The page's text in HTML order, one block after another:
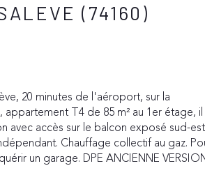
(74160)
20 minutes de l'aéroport, sur la
T4 de 85 m² au 1er étage, il
avec accès sur le balcon exposé sud-
Chauffage collectif au gaz.
un garage. DPE ANCIENNE